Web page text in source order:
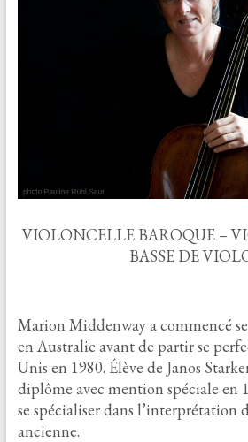
VIOLONCELLE BAROQUE –
BASSE DE
Marion Middenwaya commencé
en Australie avant de partir se
Unis en 1980. Élève de Janos
diplôme avec mention spéciale en
se spécialiser dans l’interprétation
ancienne.